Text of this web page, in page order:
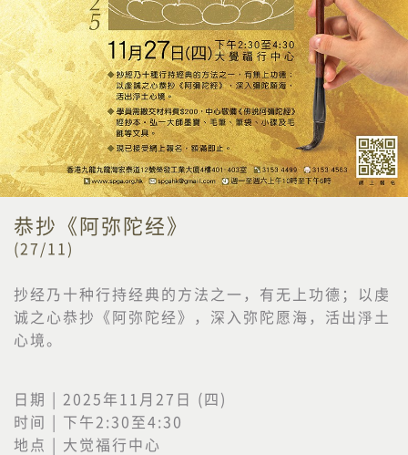
恭抄《阿弥陀经》
(27/11)
抄经乃十种行持经典的方法之一，有无上功德；以虔
诚之心恭抄《阿弥陀经》，深入弥陀愿海，活出淨土
心境。
日期 | 2025年11月27日 (四)
时间 | 下午2:30至4:30
地点 | 大觉福行中心